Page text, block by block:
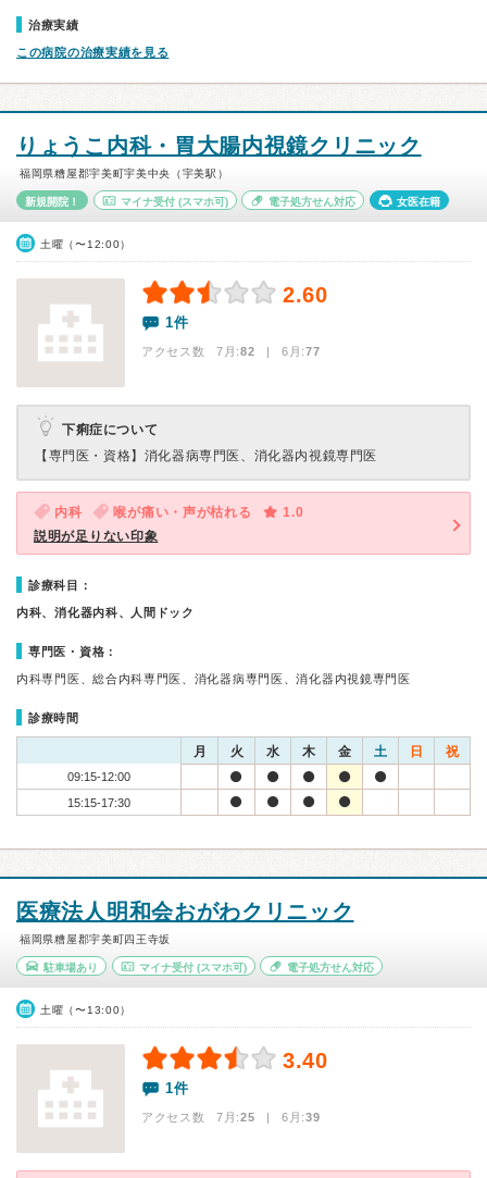
治療実績
この病院の治療実績を見る
りょうこ内科・胃大腸内視鏡クリニック
福岡県糟屋郡宇美町宇美中央（宇美駅）
新規開院！ マイナ受付(スマホ可) 電子処方せん対応 女医在籍
土曜（〜12:00）
2.60
1件
アクセス数 7月:82 | 6月:77
下痢症について
【専門医・資格】 消化器病専門医、消化器内視鏡専門医
内科 喉が痛い・声が枯れる
1.0
説明が足りない印象
診療科目：
内科、消化器内科、人間ドック
専門医・資格：
内科専門医、総合内科専門医、消化器病専門医、消化器内視鏡専門医
診療時間
月 火 水 木 金 土 日 祝
09:15-12:00
15:15-17:30
医療法人明和会おがわクリニック
福岡県糟屋郡宇美町四王寺坂
駐車場あり マイナ受付(スマホ可) 電子処方せん対応
土曜（〜13:00）
3.40
1件
アクセス数 7月:25 | 6月:39